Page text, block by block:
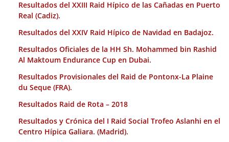
Resultados del XXIII Raid Hípico de las Cañadas en Puerto
Real (Cadiz).
Resultados del XXIV Raid Hípico de Navidad en Badajoz.
Resultados Oficiales de la HH Sh. Mohammed bin Rashid
Al Maktoum Endurance Cup en Dubai.
Resultados Provisionales del Raid de Pontonx-La Plaine
du Seque (FRA).
Resultados Raid de Rota – 2018
Resultados y Crónica del I Raid Social Trofeo Aslanhi en el
Centro Hípica Galiara. (Madrid).